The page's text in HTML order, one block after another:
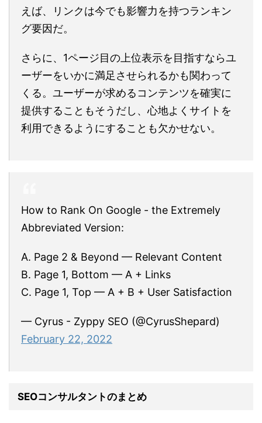
えば、リンクは今でも影響力を持つランキン
グ要因だ。
さらに、1ページ目の上位表示を目指すならユ
ーザーをいかに満足させられるかも関わって
くる。ユーザーが求めるコンテンツを確実に
提供することもそうだし、心地よくサイトを
利用できるようにすることも欠かせない。
How to Rank On Google - the Extremely
Abbreviated Version:
A. Page 2 & Beyond — Relevant Content
B. Page 1, Bottom — A + Links
C. Page 1, Top — A + B + User Satisfaction
— Cyrus - Zyppy SEO (@CyrusShepard)
February 22, 2022
SEOコンサルタントのまとめ